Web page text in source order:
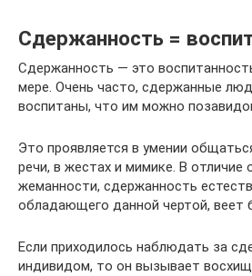
Сдержанность =
Сдержанность — это
мере. Очень часто, сдержанные
воспитаны, что им можно
Это проявляется в умении
речи, в жестах и мимике. В отличие
жеманности, сдержанность
обладающего данной чертой, веет
Если приходилось наблюдать за
индивидом, то он вызывает